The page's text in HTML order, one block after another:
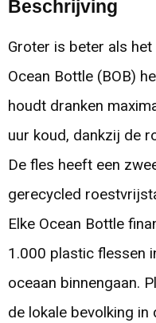
Beschrijving
Groter is beter als
Ocean Bottle (BOB)
houdt dranken
uur koud, dankzij de
De fles heeft een
gerecycled
Elke Ocean Bottle
1.000 plastic flessen
oceaan binnengaan.
de lokale bevolking